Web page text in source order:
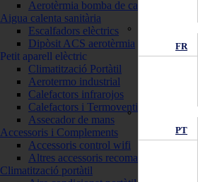
FR
PT
Aerotèrmia bomba de calor
Aigua calenta sanitària
Escalfadors elèctrics
Dipòsit ACS aerotèrmia
Petit aparell elèctric
Climatització Portàtil
Aerotermo industrial
Calefactors infrarojos
Calefactors i Termoventiladors
Assecador de mans
Accessoris i Complements
Accessoris control wifi
Altres accessoris recomanats
Climatització portàtil